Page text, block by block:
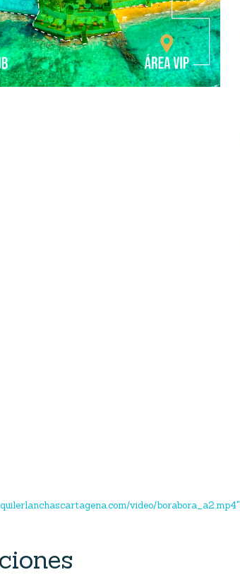
video/borabora_a2.mp4"